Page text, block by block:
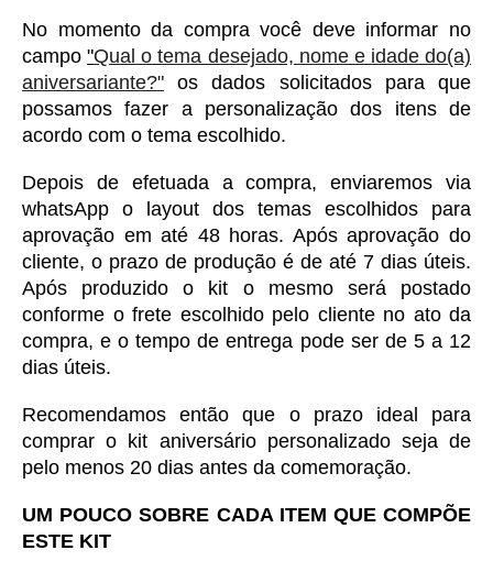
No momento da compra você deve informar no
campo "Qual o tema desejado, nome e idade do(a)
aniversariante?" os dados solicitados para que
possamos fazer a personalização dos itens de
acordo com o tema escolhido.
Depois de efetuada a compra, enviaremos via
whatsApp o layout dos temas escolhidos para
aprovação em até 48 horas. Após aprovação do
cliente, o prazo de produção é de até 7 dias úteis.
Após produzido o kit o mesmo será postado
conforme o frete escolhido pelo cliente no ato da
compra, e o tempo de entrega pode ser de 5 a 12
dias úteis.
Recomendamos então que o prazo ideal para
comprar o kit aniversário personalizado seja de
pelo menos 20 dias antes da comemoração.
UM POUCO SOBRE CADA ITEM QUE COMPÕE
ESTE KIT